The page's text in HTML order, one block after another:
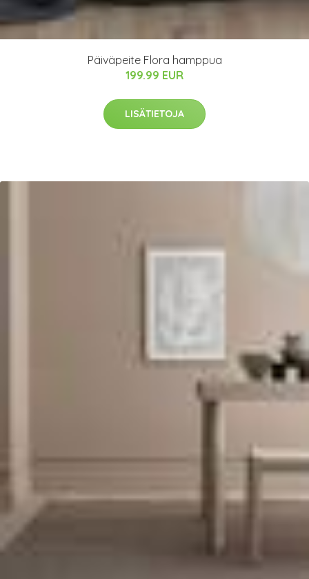
Päiväpeite Flora hamppua
199.99 EUR
LISÄTIETOJA